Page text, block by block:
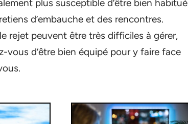
plus susceptible d’être bien habitué
d’embauche et des rencontres.
rejet peuvent être très difficiles à gérer,
vous d’être bien équipé pour y faire face